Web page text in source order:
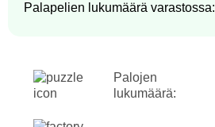
Palapelien lukumäärä varastossa:
Palojen
lukumäärä: